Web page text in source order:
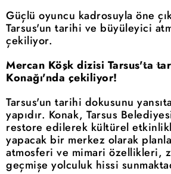
Güçlü oyuncu kadrosuyla öne
Tarsus'un tarihi ve büyüleyici
çekiliyor.
Mercan Köşk dizisi Tarsus'ta
Konağı'nda çekiliyor!
Tarsus'un tarihi dokusunu
yapıdır. Konak, Tarsus
restore edilerek kültürel
yapacak bir merkez olarak
atmosferi ve mimari özellikleri,
geçmişe yolculuk hissi